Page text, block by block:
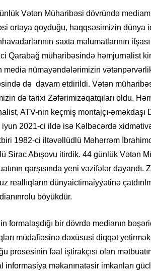
Vətən Müharibəsi dövründə
ortaya qoyduğu, haqqsəsimizin dünya
saxta məlumatlarının
Qarabağ müharibəsində həmjurnalist
media nümayəndələrimizin
də davam etdirildi. Vətən
də tarixi Zəfərimizəqatqıları oldu.
ATV-nin keçmiş montajçı-əməkdaşı
2021-ci ildə isə Kəlbəcərdə
1982-ci iltəvəllüdlü Məhərrəm
Sirac Abışovu itirdik. 44 günlük Vətən
qarşısında yeni vəzifələr dayandı.
reallıqların dünyaictimaiyyətinə
böyükdür.
formalaşdığı bir dövrdə medianın
müdafiəsinə dəxüsusi diqqət yetirmək
prosesinin fəal iştirakçısı olan
məkanınatəsir imkanları